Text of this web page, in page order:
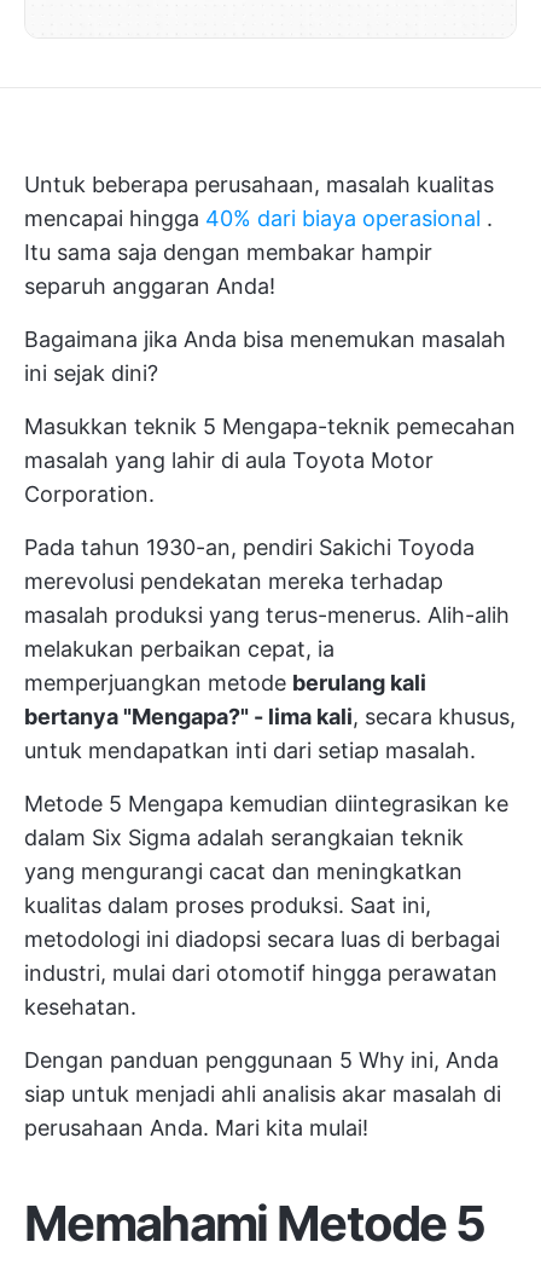
Untuk beberapa perusahaan, masalah kualitas
mencapai hingga 40% dari biaya operasional .
Itu sama saja dengan membakar hampir
separuh anggaran Anda!
Bagaimana jika Anda bisa menemukan masalah
ini sejak dini?
Masukkan teknik 5 Mengapa-teknik pemecahan
masalah yang lahir di aula Toyota Motor
Corporation.
Pada tahun 1930-an, pendiri Sakichi Toyoda
merevolusi pendekatan mereka terhadap
masalah produksi yang terus-menerus. Alih-alih
melakukan perbaikan cepat, ia
memperjuangkan metode berulang kali
bertanya "Mengapa?" - lima kali, secara khusus,
untuk mendapatkan inti dari setiap masalah.
Metode 5 Mengapa kemudian diintegrasikan ke
dalam Six Sigma adalah serangkaian teknik
yang mengurangi cacat dan meningkatkan
kualitas dalam proses produksi. Saat ini,
metodologi ini diadopsi secara luas di berbagai
industri, mulai dari otomotif hingga perawatan
kesehatan.
Dengan panduan penggunaan 5 Why ini, Anda
siap untuk menjadi ahli analisis akar masalah di
perusahaan Anda. Mari kita mulai!
Memahami Metode 5